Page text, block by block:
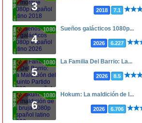
3 2018 7.1
4
1080p Sueños galácticos 1080p...
2026 6.227
5
1080p La Familia Del Barrio: La...
2026 8.5
6
1080p Hokum: La maldición de l...
2026 6.706